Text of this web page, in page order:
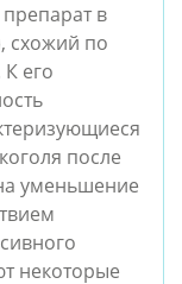
в
схожий по
его
после
уменьшение
некоторые